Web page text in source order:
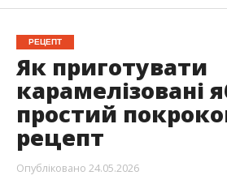
РЕЦЕПТ
Як приготувати
карамелізовані
простий
рецепт
Опубліковано 24.05.2026